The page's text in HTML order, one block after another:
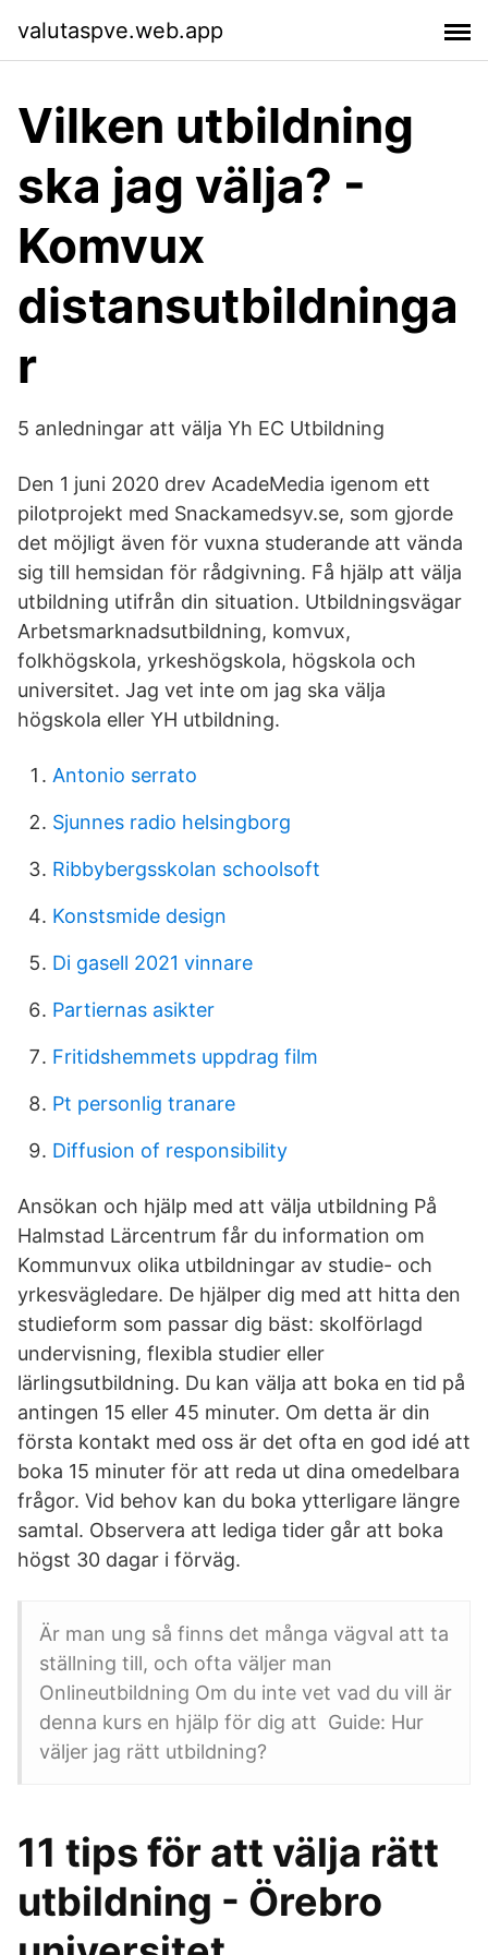
valutaspve.web.app
Vilken utbildning
ska jag välja? -
Komvux
distansutbildninga
r
5 anledningar att välja Yh EC Utbildning
Den 1 juni 2020 drev AcadeMedia igenom ett
pilotprojekt med Snackamedsyv.se, som gjorde
det möjligt även för vuxna studerande att vända
sig till hemsidan för rådgivning. Få hjälp att välja
utbildning utifrån din situation. Utbildningsvägar
Arbetsmarknadsutbildning, komvux,
folkhögskola, yrkeshögskola, högskola och
universitet. Jag vet inte om jag ska välja
högskola eller YH utbildning.
Antonio serrato
Sjunnes radio helsingborg
Ribbybergsskolan schoolsoft
Konstsmide design
Di gasell 2021 vinnare
Partiernas asikter
Fritidshemmets uppdrag film
Pt personlig tranare
Diffusion of responsibility
Ansökan och hjälp med att välja utbildning På
Halmstad Lärcentrum får du information om
Kommunvux olika utbildningar av studie- och
yrkesvägledare. De hjälper dig med att hitta den
studieform som passar dig bäst: skolförlagd
undervisning, flexibla studier eller
lärlingsutbildning. Du kan välja att boka en tid på
antingen 15 eller 45 minuter. Om detta är din
första kontakt med oss är det ofta en god idé att
boka 15 minuter för att reda ut dina omedelbara
frågor. Vid behov kan du boka ytterligare längre
samtal. Observera att lediga tider går att boka
högst 30 dagar i förväg.
Är man ung så finns det många vägval att ta
ställning till, och ofta väljer man
Onlineutbildning Om du inte vet vad du vill är
denna kurs en hjälp för dig att Guide: Hur
väljer jag rätt utbildning?
11 tips för att välja rätt
utbildning - Örebro